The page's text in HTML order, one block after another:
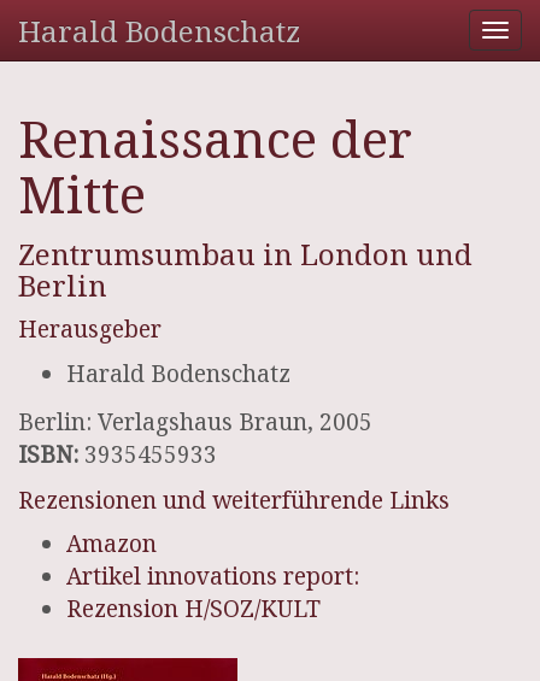
Harald Bodenschatz
Renaissance der
Mitte
Zentrumsumbau in London und
Berlin
Herausgeber
Harald Bodenschatz
Berlin: Verlagshaus Braun, 2005
ISBN: 3935455933
Rezensionen und weiterführende Links
Amazon
Artikel innovations report:
Rezension H/SOZ/KULT